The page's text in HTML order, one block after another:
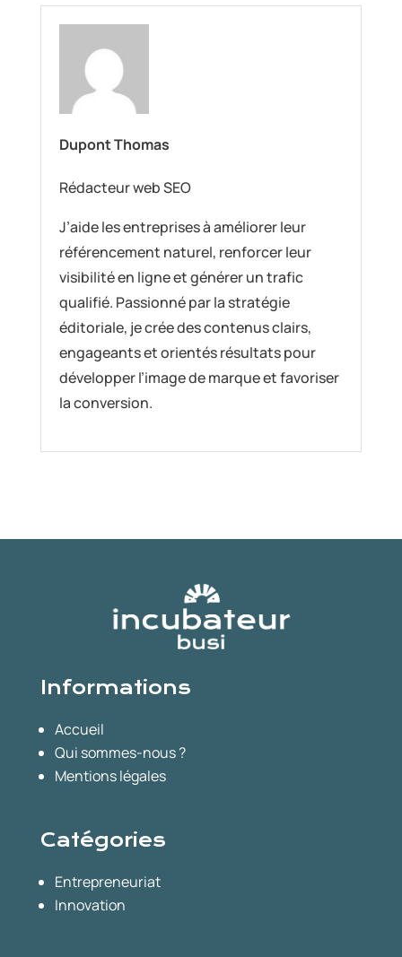
Dupont Thomas
Rédacteur web SEO
J’aide les entreprises à améliorer leur
référencement naturel, renforcer leur
visibilité en ligne et générer un trafic
qualifié. Passionné par la stratégie
éditoriale, je crée des contenus clairs,
engageants et orientés résultats pour
développer l’image de marque et favoriser
la conversion.
Informations
Accueil
Qui sommes-nous ?
Mentions légales
Catégories
Entrepreneuriat
Innovation